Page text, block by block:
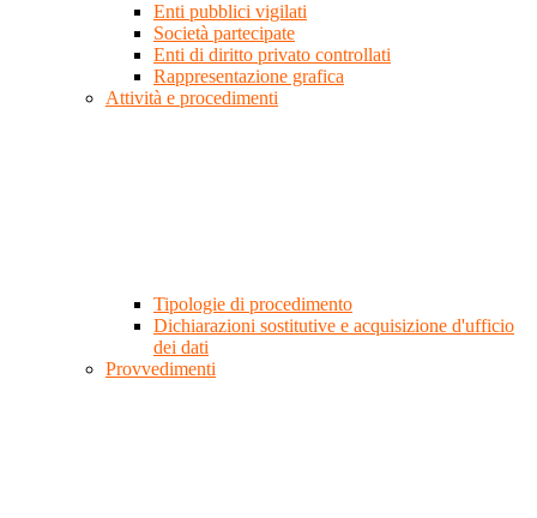
Enti pubblici vigilati
Società partecipate
Enti di diritto privato controllati
Rappresentazione grafica
Attività e procedimenti
Tipologie di procedimento
Dichiarazioni sostitutive e acquisizione d'ufficio
dei dati
Provvedimenti